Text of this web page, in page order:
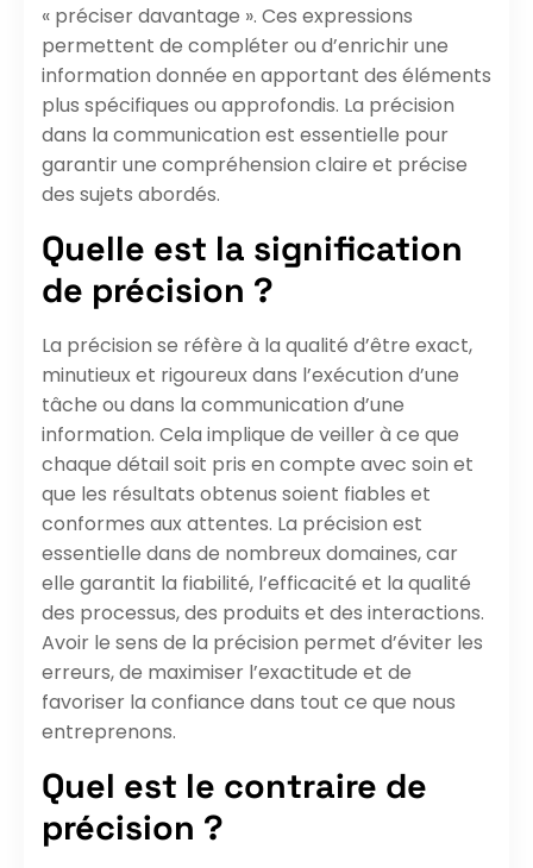
« préciser davantage ». Ces expressions
permettent de compléter ou d’enrichir une
information donnée en apportant des éléments
plus spécifiques ou approfondis. La précision
dans la communication est essentielle pour
garantir une compréhension claire et précise
des sujets abordés.
Quelle est la signification
de précision ?
La précision se réfère à la qualité d’être exact,
minutieux et rigoureux dans l’exécution d’une
tâche ou dans la communication d’une
information. Cela implique de veiller à ce que
chaque détail soit pris en compte avec soin et
que les résultats obtenus soient fiables et
conformes aux attentes. La précision est
essentielle dans de nombreux domaines, car
elle garantit la fiabilité, l’efficacité et la qualité
des processus, des produits et des interactions.
Avoir le sens de la précision permet d’éviter les
erreurs, de maximiser l’exactitude et de
favoriser la confiance dans tout ce que nous
entreprenons.
Quel est le contraire de
précision ?